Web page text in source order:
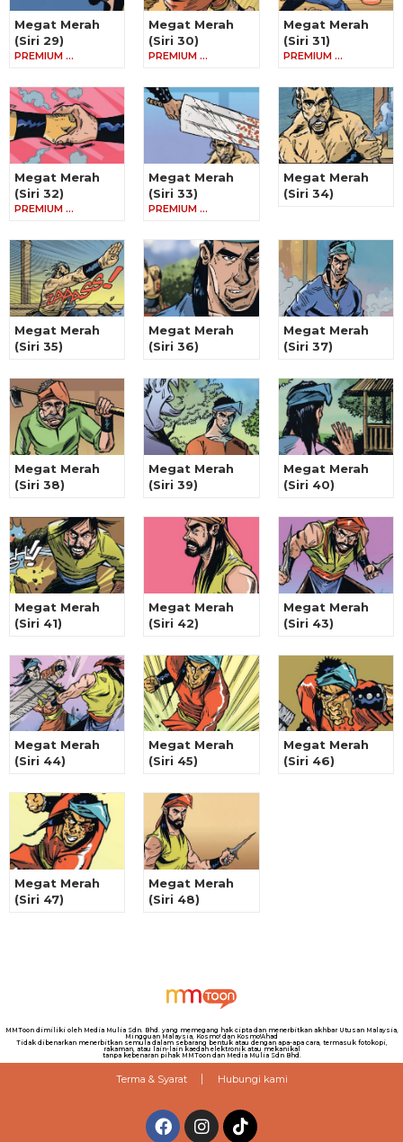
Megat Merah
(Siri 29)
PREMIUM …
Megat Merah
(Siri 30)
PREMIUM …
Megat Merah
(Siri 31)
PREMIUM …
Megat Merah
(Siri 32)
PREMIUM …
Megat Merah
(Siri 33)
PREMIUM …
Megat Merah
(Siri 34)
Megat Merah
(Siri 35)
Megat Merah
(Siri 36)
Megat Merah
(Siri 37)
Megat Merah
(Siri 38)
Megat Merah
(Siri 39)
Megat Merah
(Siri 40)
Megat Merah
(Siri 41)
Megat Merah
(Siri 42)
Megat Merah
(Siri 43)
Megat Merah
(Siri 44)
Megat Merah
(Siri 45)
Megat Merah
(Siri 46)
Megat Merah
(Siri 47)
Megat Merah
(Siri 48)
MMToon dimiliki oleh Media Mulia Sdn. Bhd. yang memegang hak cipta dan menerbitkan akhbar Utusan Malaysia,
Mingguan Malaysia, Kosmo! dan Kosmo!Ahad
Tidak dibenarkan menerbitkan semula dalam sebarang bentuk atau dengan apa-apa cara, termasuk fotokopi,
rakaman, atau lain-lain kaedah elektronik atau mekanikal
tanpa kebenaran pihak MMToon dan Media Mulia Sdn Bhd.
Terma & Syarat Hubungi kami